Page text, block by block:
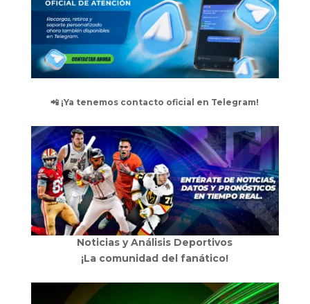
📲 ¡Ya tenemos contacto oficial en Telegram!
Noticias y Análisis Deportivos
¡La comunidad del fanático!